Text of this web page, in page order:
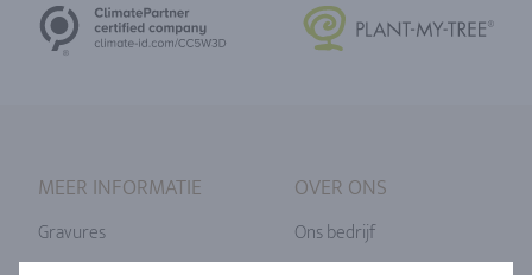
MEER INFORMATIE
Gravures
OVER ONS
Ons bedrijf